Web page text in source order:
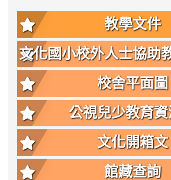
教學文件
文化國小校外人士協助
點
校舍平面圖
公視兒少教育資
文化開箱文
館藏查詢